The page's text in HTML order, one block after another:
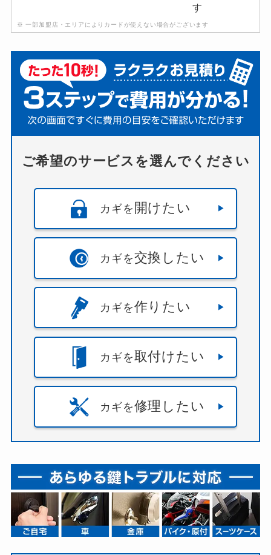
※ 一部加盟店・エリアによりカードが使えない場合がございます
ご希望のサービスを選んでください
カギを 開けたい
カギを交換したい
カギを作りたい
カギを取付けたい
カギを修理したい